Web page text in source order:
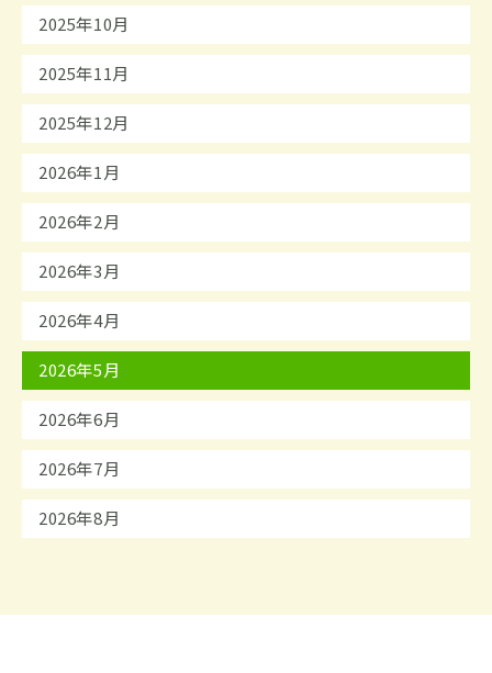
2025年10月
2025年11月
2025年12月
2026年1月
2026年2月
2026年3月
2026年4月
2026年5月
2026年6月
2026年7月
2026年8月